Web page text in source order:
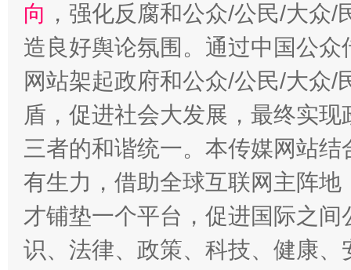
向 ，强化反腐和公众/公民/大众
造良好舆论氛围。通过中国公
网站架起政府和公众/公民/大众
盾，促进社会大发展，最终实
三者的和谐统一。本传媒网站
有生力，借助全球互联网主阵
才铺垫一个平台，促进国际之
识、法律、政策、科技、健康